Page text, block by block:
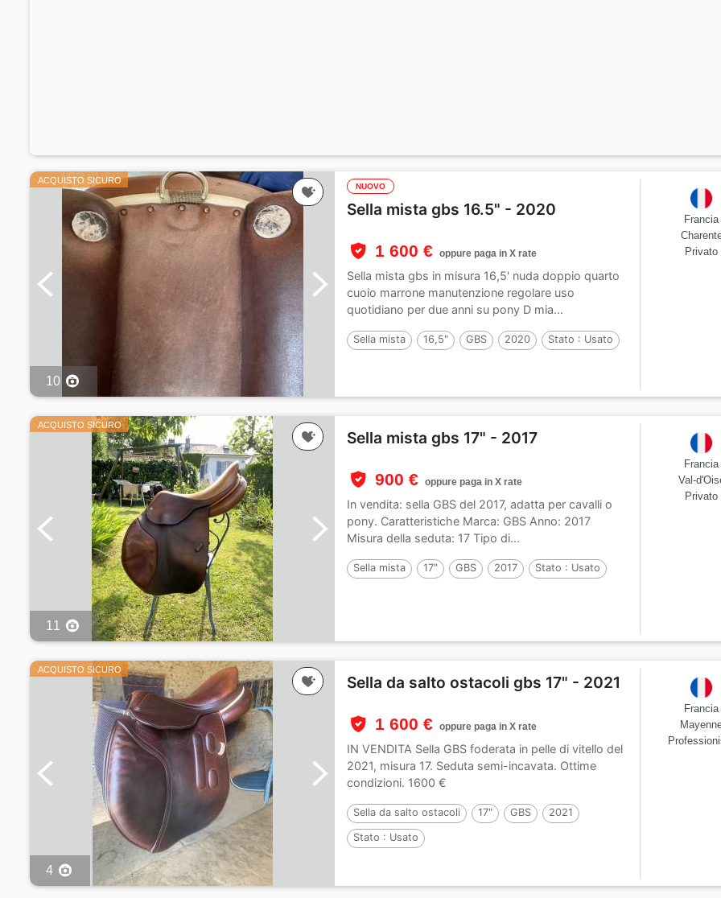
ACQUISTO SICURO
10
NUOVO
Sella mista gbs 16.5" - 2020
1 600 € oppure paga in X rate
Sella mista gbs in misura 16,5' nuda doppio quarto
cuoio marrone manutenzione regolare uso
quotidiano per due anni su pony D mia...
Sella mista 16,5" GBS 2020 Stato : Usato
Francia
Privato
ACQUISTO SICURO
11
Sella mista gbs 17" - 2017
900 € oppure paga in X rate
In vendita: sella GBS del 2017, adatta per cavalli o
pony. Caratteristiche Marca: GBS Anno: 2017
Misura della seduta: 17 Tipo di...
Sella mista 17" GBS 2017 Stato : Usato
Francia
Val-
Privato
ACQUISTO SICURO
4
Sella da salto ostacoli gbs 17" - 2021
1 600 € oppure paga in X rate
IN VENDITA Sella GBS foderata in pelle di vitello del
2021, misura 17. Seduta semi-incavata. Ottime
condizioni. 1600 €
Sella da salto ostacoli 17" GBS 2021
Stato : Usato
Francia